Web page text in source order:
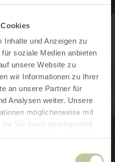
Inhalte und Anzeigen zu
soziale Medien anbieten
unsere Website zu
wir Informationen zu Ihrer
an unsere Partner für
Analysen weiter. Unsere
möglicherweise mit
Sie ihnen bereitgestellt